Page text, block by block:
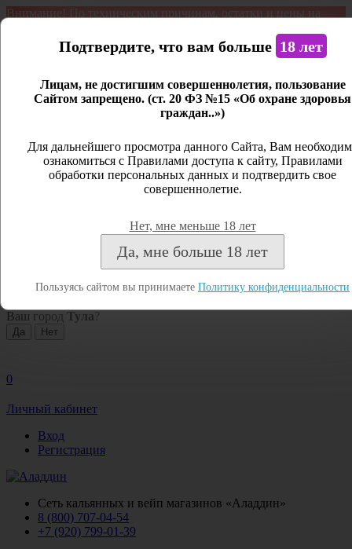
Внимание! По техническим причинам, остатки и цены на
является демонстрационным. Дистанционная продажа не
Открыть сайдбар
Личный кабинет
Закрыть
Посмотреть все результаты
Ваш город Тула ?
0
Личный кабинет
Вход
Регистрация
Сеть кальянных и вейп магазинов «Аладдин»
8 (800) 707-04-54
+7 (920) 799-01-39
Подтвердите, что вам больше 18 лет
Лицам, не достигшим совершеннолетия, пользование
Сайтом запрещено. (ст. 20 ФЗ №15 «Об охране здоровья
граждан..»)
Для дальнейшего просмотра данного Сайта, Вам
ознакомиться с Правилами доступа к сайту, Правилами
обработки персональных данных и подтвердить свое
совершеннолетие.
Нет, мне меньше 18 лет
Да, мне больше 18 лет
Пользуясь сайтом вы принимаете Политику конфиденциальности